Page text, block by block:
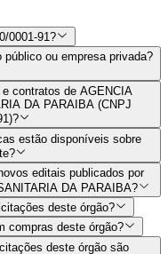
0001-91?
público ou empresa privada?
contratos de AGENCIA
DA PARAIBA (CNPJ
estão disponíveis sobre
editais publicados por
DA PARAIBA?
deste órgão?
compras deste órgão?
deste órgão são